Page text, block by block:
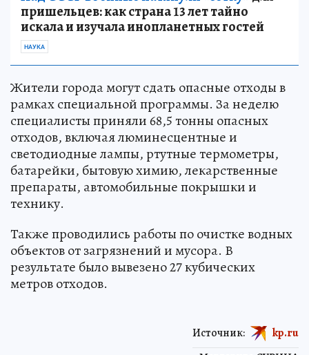
пришельцев: как страна 13 лет тайно
искала и изучала инопланетных гостей
НАУКА
Жители города могут сдать опасные отходы в
рамках специальной программы. За неделю
специалисты приняли 68,5 тонны опасных
отходов, включая люминесцентные и
светодиодные лампы, ртутные термометры,
батарейки, бытовую химию, лекарственные
препараты, автомобильные покрышки и
технику.
Также проводились работы по очистке водных
объектов от загрязнений и мусора. В
результате было вывезено 27 кубических
метров отходов.
Источник: kp.ru